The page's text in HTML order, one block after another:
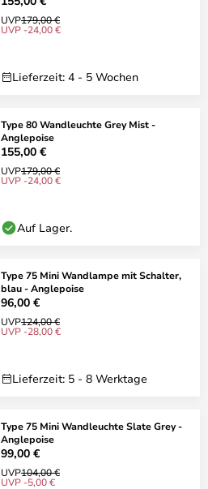
UVP179,00 €
UVP -24,00 €
Lieferzeit: 4 - 5 Wochen
Type 80 Wandleuchte Grey Mist -
Anglepoise
155,00 €
UVP179,00 €
UVP -24,00 €
Auf Lager.
Type 75 Mini Wandlampe mit Schalter,
blau - Anglepoise
96,00 €
UVP124,00 €
UVP -28,00 €
Lieferzeit: 5 - 8 Werktage
Type 75 Mini Wandleuchte Slate Grey -
Anglepoise
99,00 €
UVP104,00 €
UVP -5,00 €